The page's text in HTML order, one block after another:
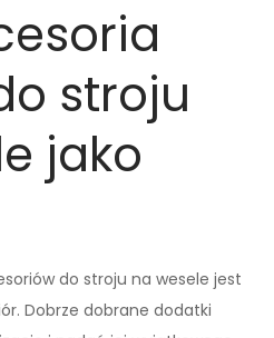
stroju
jako
do stroju na wesele jest
Dobrze dobrane dodatki